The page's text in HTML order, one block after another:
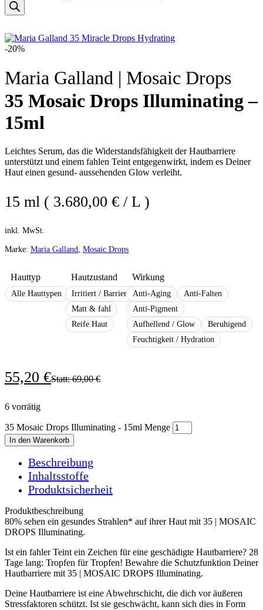
-20%
Maria Galland | Mosaic Drops
35 Mosaic Drops Illuminating –
15ml
Leichtes Serum, das die Widerstandsfähigkeit der Hautbarriere
unterstützt und einem fahlen Teint entgegenwirkt, indem es Deiner
Haut einen gesund- aussehenden Glow verleiht.
15 ml ( 3.680,00 € / L )
inkl. MwSt.
Marke: Maria Galland, Mosaic Drops
Hauttyp
Alle Hauttypen
Hautzustand
Irritiert / Barrieregestört
Matt & fahl
Reife Haut
Wirkung
Anti-Aging
Anti-Falten
Anti-Pigment
Aufhellend / Glow
Beruhigend
Feuchtigkeit / Hydration
55,20 €Statt:69,00€
6 vorrätig
35 Mosaic Drops Illuminating - 15ml Menge
In den Warenkorb
Beschreibung
Inhaltsstoffe
Produktsicherheit
Produktbeschreibung
80% sehen ein gesundes Strahlen* auf ihrer Haut mit 35 | MOSAIC
DROPS Illuminating.
Ist ein fahler Teint ein Zeichen für eine geschädigte Hautbarriere? 28
Tage lang: Tropfen für Tropfen! Bewahre die Schutzfunktion Deiner
Hautbarriere mit 35 | MOSAIC DROPS Illuminating.
Deine Hautbarriere ist eine Abwehrschicht, die dich vor äußeren
Stressfaktoren schützt. Ist sie geschwächt, kann sich dies in Form